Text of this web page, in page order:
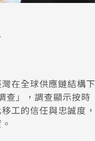
在全球供應鏈結構下
查」，調查顯示按時
工的信任與忠誠度，